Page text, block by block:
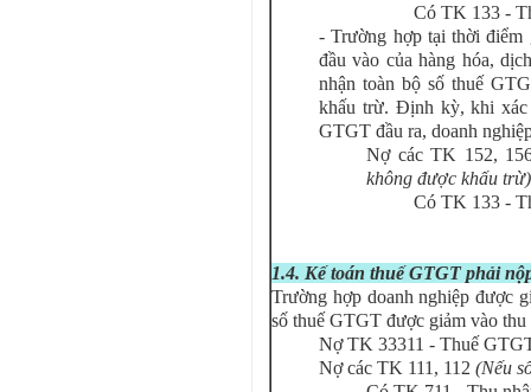
Có TK 133 -
- Trường hợp tại thời điểm
đầu vào của hàng hóa,
nhận toàn bộ số thuế
khấu trừ. Định kỳ, khi
GTGT đầu ra, doanh
Nợ các TK 152,
không được khấu trừ)
Có TK 133 -
1.4. Kế toán thuế GTGT phải
Trường hợp doanh nghiệp được
số thuế GTGT được giảm vào thu
Nợ TK 33311 - Thuế
Nợ các TK 111, 112 (Nếu